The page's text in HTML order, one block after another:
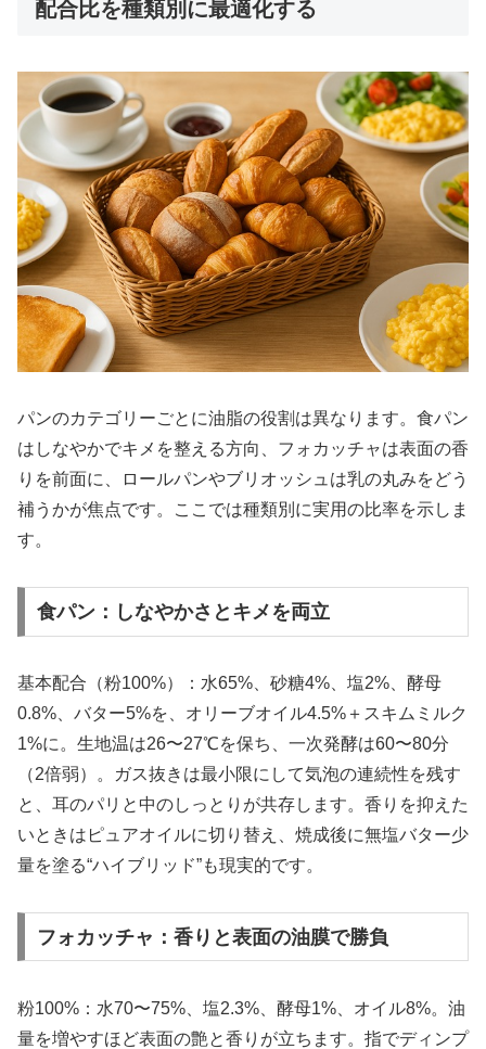
配合比を種類別に最適化する
パンのカテゴリーごとに油脂の役割は異なります。食パン
はしなやかでキメを整える方向、フォカッチャは表面の香
りを前面に、ロールパンやブリオッシュは乳の丸みをどう
補うかが焦点です。ここでは種類別に実用の比率を示しま
す。
食パン：しなやかさとキメを両立
基本配合（粉100%）：水65%、砂糖4%、塩2%、酵母
0.8%、バター5%を、オリーブオイル4.5%＋スキムミルク
1%に。生地温は26〜27℃を保ち、一次発酵は60〜80分
（2倍弱）。ガス抜きは最小限にして気泡の連続性を残す
と、耳のパリと中のしっとりが共存します。香りを抑えた
いときはピュアオイルに切り替え、焼成後に無塩バター少
量を塗る“ハイブリッド”も現実的です。
フォカッチャ：香りと表面の油膜で勝負
粉100%：水70〜75%、塩2.3%、酵母1%、オイル8%。油
量を増やすほど表面の艶と香りが立ちます。指でディンプ